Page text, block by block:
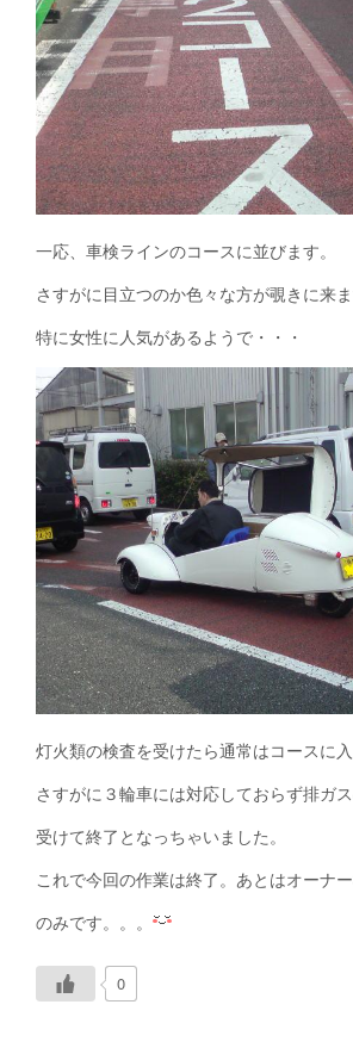
一応、車検ラインのコースに並びます。
さすがに目立つのか色々な方が覗きに来ま
特に女性に人気があるようで・・・
灯火類の検査を受けたら通常はコースに
さすがに３輪車には対応しておらず排ガ
受けて終了となっちゃいました。
これで今回の作業は終了。あとはオーナ
のみです。。。
0